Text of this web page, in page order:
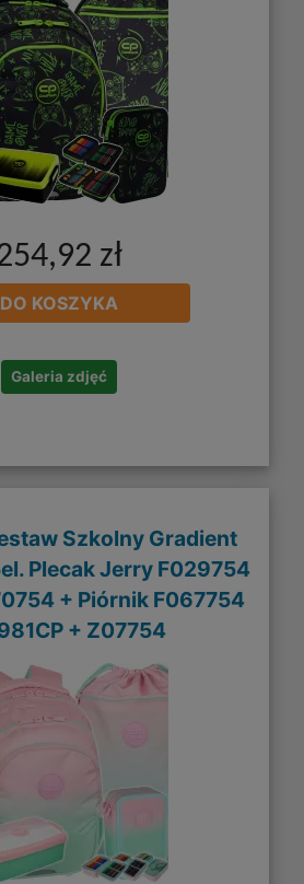
zł
DO KOSZYKA
Galeria zdjęć
Szkolny Gradient
Plecak Jerry F029754
+ Piórnik F067754
+ Z07754